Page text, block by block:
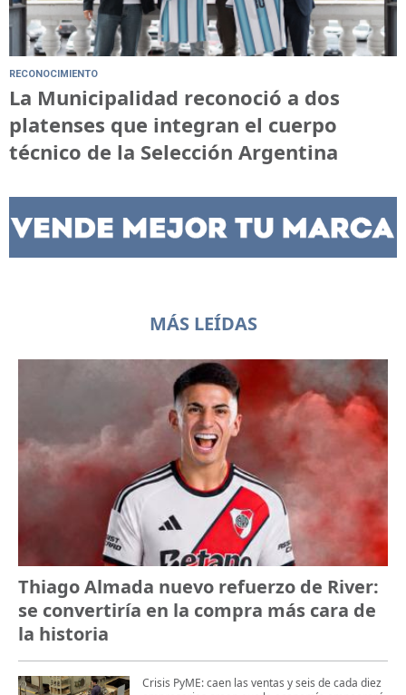
RECONOCIMIENTO
La Municipalidad reconoció a dos
platenses que integran el cuerpo
técnico de la Selección Argentina
MÁS LEÍDAS
Thiago Almada nuevo refuerzo de River:
se convertiría en la compra más cara de
la historia
Crisis PyME: caen las ventas y seis de cada diez